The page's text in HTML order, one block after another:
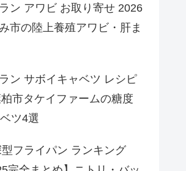
ン アワビ お取り寄せ 2026
市の陸上養殖アワビ・肝ま
ン サボイキャベツ レシピ
市タケイファームの糖度
ツ4選
フライパン ランキング